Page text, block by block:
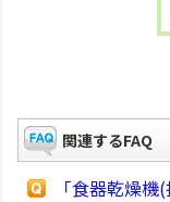
関連するFAQ
「食器乾燥